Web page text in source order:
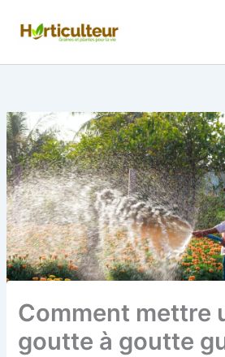
Comment mettre
goutte à goutte